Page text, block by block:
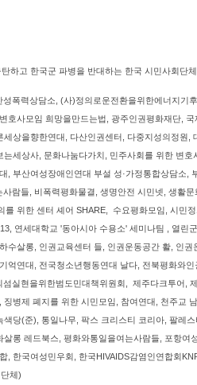
하고 한국군 파병을 반대하는 한국 시민사회단
폭력상담소, (사)정의로운전환을위한에너지기
호사모임 희망을만드는법, 광주인권평화재단,
세상을향한연대, 다산인권센터, 다중지성의정원
는세상사, 문화나눔다가치, 민주사회를 위한 변
, 부산여성장애인연대 부설 성·가정통합상담소
람들, 비폭력평화물결, 생명안전 시민넷, 생활
를 위한 센터 셰어 SHARE, 수요평화모임, 시민
연세대학교 '동아시아 수용소' 세미나팀 , 열
수살롱, 인권교육센터 들, 인권운동공간 활, 인
억연대, 전국청소년행동연대 날다, 전북평화와
섬실현을위한범도민대책위원회, 제주다크투어,
징병제 폐지를 위한 시민모임, 참여연대, 천주교
색당(준), 통일나무, 팍스 크리스티 코리아, 팔레
살롱 레드북스, 평화와통일을여는사람들, 포항
, 한국여성민우회, 한국HIVAIDS감염인연합회
체)